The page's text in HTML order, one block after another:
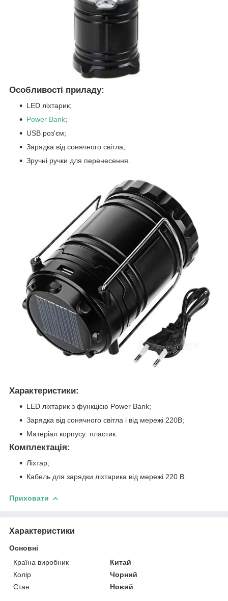
Особливості приладу:
LED ліхтарик;
Power Bank;
USB роз'єм;
Зарядка від сонячного світла;
Зручні ручки для перенесення.
Характеристики:
LED ліхтарик з функцією Power Bank;
Зарядка від сонячного світла і від мережі 220В;
Матеріал корпусу: пластик.
Комплектація:
Ліхтар;
Кабель для зарядки ліхтарика від мережі 220 В.
Приховати
Характеристики
Основні
Країна виробник
Китай
Колір
Чорний
Стан
Новий